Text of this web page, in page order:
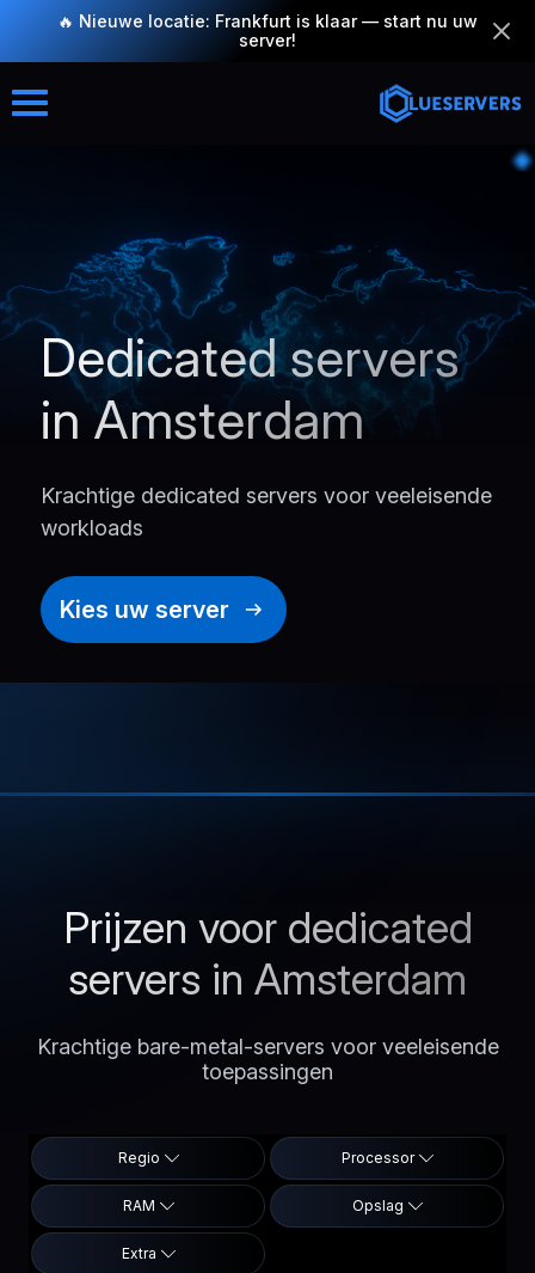
🔥 Nieuwe locatie: Frankfurt is klaar — start nu uw
server!
Dedicated servers
in Amsterdam
Krachtige dedicated servers voor veeleisende
workloads
Kies uw server
Prijzen voor dedicated
servers in Amsterdam
Krachtige bare-metal-servers voor veeleisende
toepassingen
Regio Processor
RAM Opslag
Extra